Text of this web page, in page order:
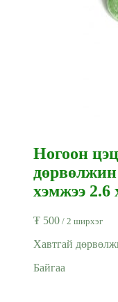
Ногоон
дөрвөлжин
хэмжээ 2.6
₮ 500 / 2 ширхэг
Хавтгай
Байгаа